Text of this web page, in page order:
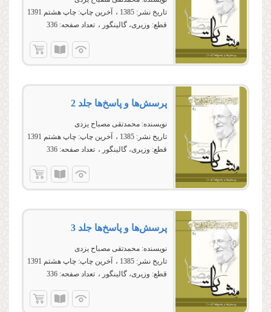
تاریخ نشر: 1385 آخرین چاپ: چاپ هشتم 1391
قطع: وزیری، گالینگور تعداد صفحه: 336
پرسش‌ها و پاسخ‌ها جلد 2
نویسنده: محمدتقی مصباح یزدی
تاریخ نشر: 1385 آخرین چاپ: چاپ هشتم 1391
قطع: وزیری، گالینگور تعداد صفحه: 336
پرسش‌ها و پاسخ‌ها جلد 3
نویسنده: محمدتقی مصباح یزدی
تاریخ نشر: 1385 آخرین چاپ: چاپ هشتم 1391
قطع: وزیری، گالینگور تعداد صفحه: 336